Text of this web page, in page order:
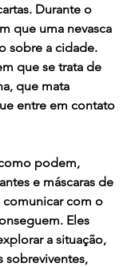
Durante o
que uma nevasca
sobre a cidade.
que se trata de
que mata
entre em contato
e máscaras de
comunicar com o
Eles
a situação,
sobreviventes,